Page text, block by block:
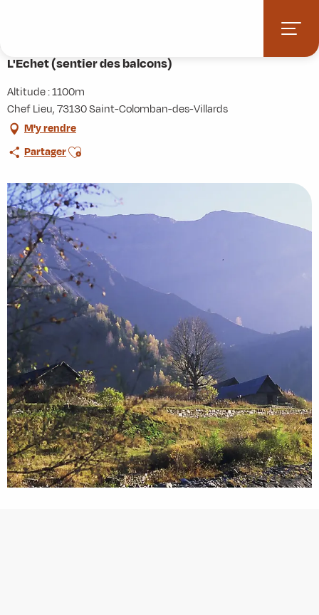
principal
L'Echet (sentier des balcons)
Altitude : 1100m
Chef Lieu, 73130 Saint-Colomban-des-Villards
M'y rendre
PartagerAjouter aux favoris